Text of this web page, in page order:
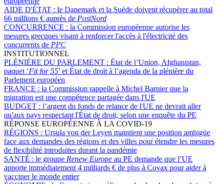
AIDE D'ÉTAT : le Danemark et la Suède doivent récupérer au total
66 millions € auprès de PostNord
CONCURRENCE : la Commission européenne autorise les
mesures grecques visant à renforcer l'accès à l'électricité des
concurrents de PPC
INSTITUTIONNEL
PLÉNIÈRE DU PARLEMENT : État de l’Union, Afghanistan,
paquet ‘Fit for 55’ et État de droit à l’agenda de la plénière du
Parlement européen
FRANCE : la Commission rappelle à Michel Barnier que la
migration est une compétence partagée dans l'UE
BUDGET : l’argent du fonds de relance de l'UE ne devrait aller
qu'aux pays respectant l'État de droit, selon une enquête du PE
RÉPONSE EUROPÉENNE À LA COVID-19
RÉGIONS : Ursula von der Leyen maintient une position ambigüe
face aux demandes des régions et des villes pour étendre les mesures
de flexibilité introduites durant la pandémie
SANTÉ : le groupe Renew Europe au PE demande que l’UE
apporte immédiatement 4 milliards € de plus à Covax pour aider à
vacciner le monde entier